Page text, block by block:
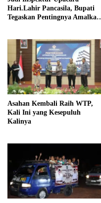
Hari.Lahir Pancasila, Bupati
Tegaskan Pentingnya Amalkan
Asahan Kembali Raih WTP,
Kali Ini yang Kesepuluh
Kalinya